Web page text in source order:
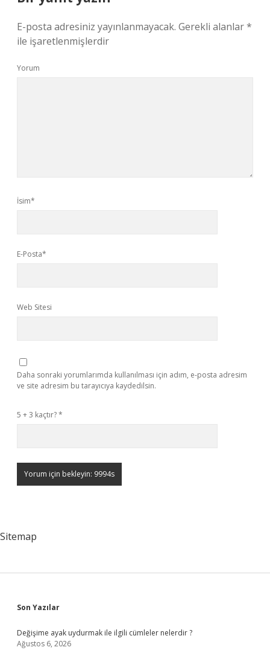
E-posta adresiniz yayınlanmayacak. Gerekli alanlar*
ile işaretlenmişlerdir
Yorum
İsim*
E-Posta*
Web Sitesi
Daha sonraki yorumlarımda kullanılması için adım, e-posta adresim
ve site adresim bu tarayıcıya kaydedilsin.
5 + 3 kaçtır?*
Sitemap
Sidebar
Son Yazılar
Değişime ayak uydurmak ile ilgili cümleler nelerdir ?
Ağustos 6, 2026